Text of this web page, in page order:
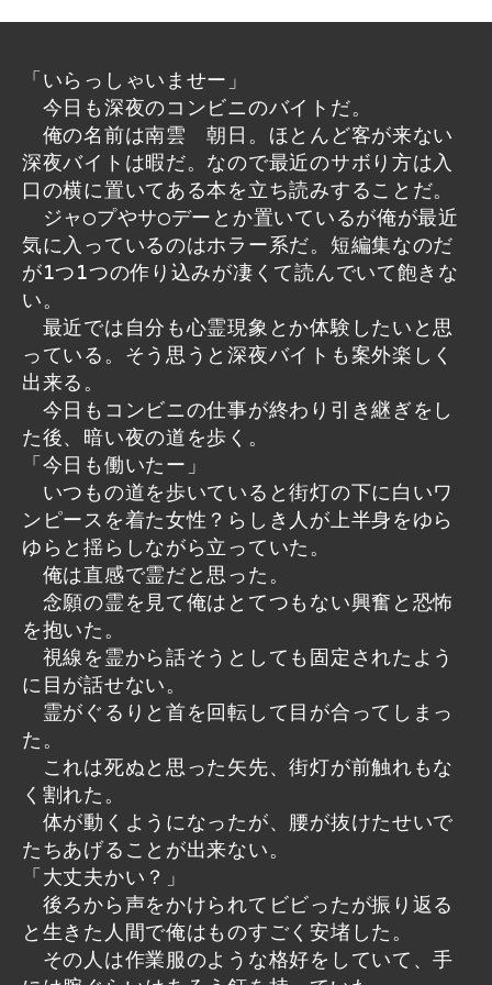
「いらっしゃいませー」
今日も深夜のコンビニのバイトだ。
俺の名前は南雲 朝日。ほとんど客が来ない
深夜バイトは暇だ。なので最近のサボり方は入
口の横に置いてある本を立ち読みすることだ。
ジャ◯プやサ◯デーとか置いているが俺が最近
気に入っているのはホラー系だ。短編集なのだ
が1つ1つの作り込みが凄くて読んでいて飽きな
い。
最近では自分も心霊現象とか体験したいと思
っている。そう思うと深夜バイトも案外楽しく
出来る。
今日もコンビニの仕事が終わり引き継ぎをし
た後、暗い夜の道を歩く。
「今日も働いたー」
いつもの道を歩いていると街灯の下に白いワ
ンピースを着た女性？らしき人が上半身をゆら
ゆらと揺らしながら立っていた。
俺は直感で霊だと思った。
念願の霊を見て俺はとてつもない興奮と恐怖
を抱いた。
視線を霊から話そうとしても固定されたよう
に目が話せない。
霊がぐるりと首を回転して目が合ってしまっ
た。
これは死ぬと思った矢先、街灯が前触れもな
く割れた。
体が動くようになったが、腰が抜けたせいで
たちあげることが出来ない。
「大丈夫かい？」
後ろから声をかけられてビビったが振り返る
と生きた人間で俺はものすごく安堵した。
その人は作業服のような格好をしていて、手